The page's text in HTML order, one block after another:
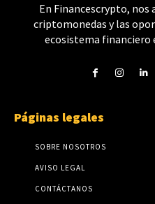
En Financescrypto, nos
criptomonedas y las
ecosistema financiero
Páginas legales
SOBRE NOSOTROS
AVISO LEGAL
CONTÁCTANOS